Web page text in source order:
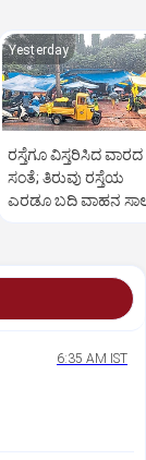
Yesterday
ರಸ್ತೆಗೂ ವಿಸ್ತರಿಸಿದ ವಾರದ
ಸಂತೆ; ತಿರುವು ರಸ್ತೆಯ
ಎರಡೂ ಬದಿ ವಾಹನ
6:35 AM IST